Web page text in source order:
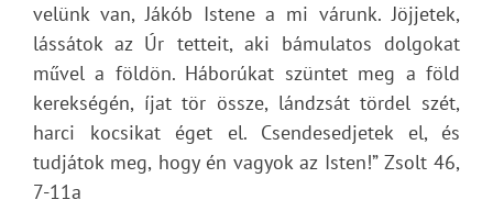
velünk van, Jákób Istene a mi várunk. Jöjjetek,
lássátok az Úr tetteit, aki bámulatos dolgokat
művel a földön. Háborúkat szüntet meg a föld
kerekségén, íjat tör össze, lándzsát tördel szét,
harci kocsikat éget el. Csendesedjetek el, és
tudjátok meg, hogy én vagyok az Isten!” Zsolt 46,
7-11a